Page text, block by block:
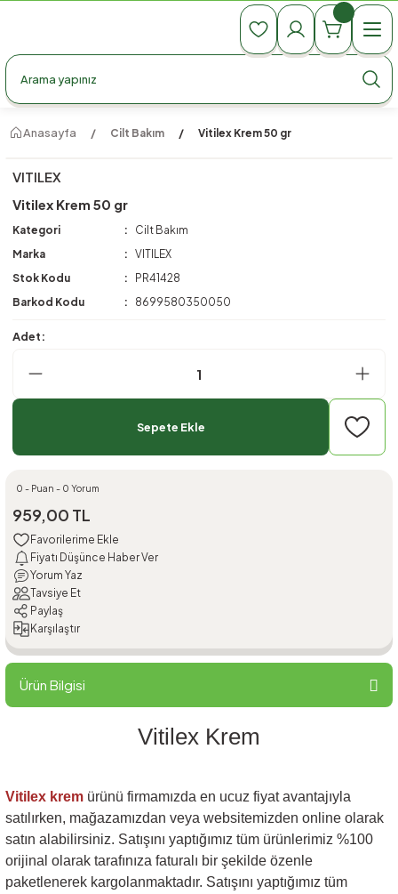
990 TL Üzeri Ücretsiz Kargo
990 TL Üzeri Ücretsiz Kargo
Anasayfa Cilt Bakım Vitilex Krem 50 gr
VITILEX
Vitilex Krem 50 gr
Kategori
Cilt Bakım
Marka
VITILEX
Stok Kodu
PR41428
Barkod Kodu
8699580350050
Adet:
Sepete Ekle
0 - Puan - 0 Yorum
959,00 TL
Fiyatı Düşünce Haber Ver
Yorum Yaz
Tavsiye Et
Paylaş
Karşılaştır
Ürün Bilgisi
Vitilex Krem
Vitilex krem ürünü firmamızda en ucuz fiyat avantajıyla
satılırken, mağazamızdan veya websitemizden online olarak
satın alabilirsiniz. Satışını yaptığımız tüm ürünlerimiz %100
orijinal olarak tarafınıza faturalı bir şekilde özenle
paketlenerek kargolanmaktadır. Satışını yaptığımız tüm